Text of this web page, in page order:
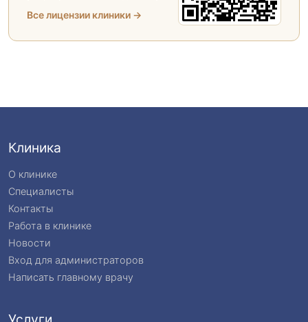
Все лицензии клиники →
Клиника
О клинике
Специалисты
Контакты
Работа в клинике
Новости
Вход для администраторов
Написать главному врачу